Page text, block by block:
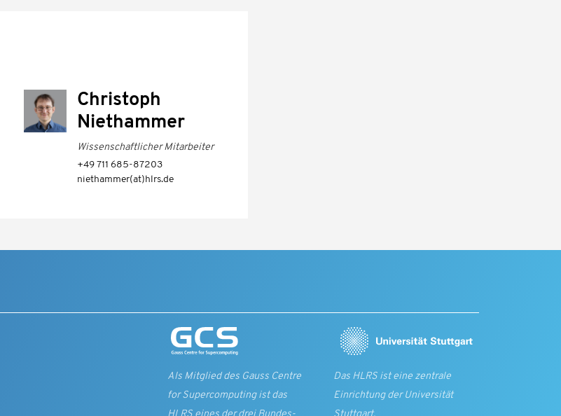
Christoph
Niethammer
Wissenschaftlicher Mitarbeiter
+49 711 685-87203
niethammer(at)hlrs.de
Als Mitglied des Gauss Centre
for Supercomputing ist das
Das HLRS ist eine zentrale
Einrichtung der Universität